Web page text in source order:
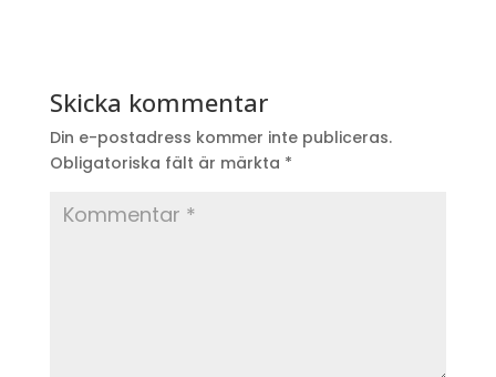
Skicka kommentar
Din e-postadress kommer inte publiceras.
Obligatoriska fält är märkta *